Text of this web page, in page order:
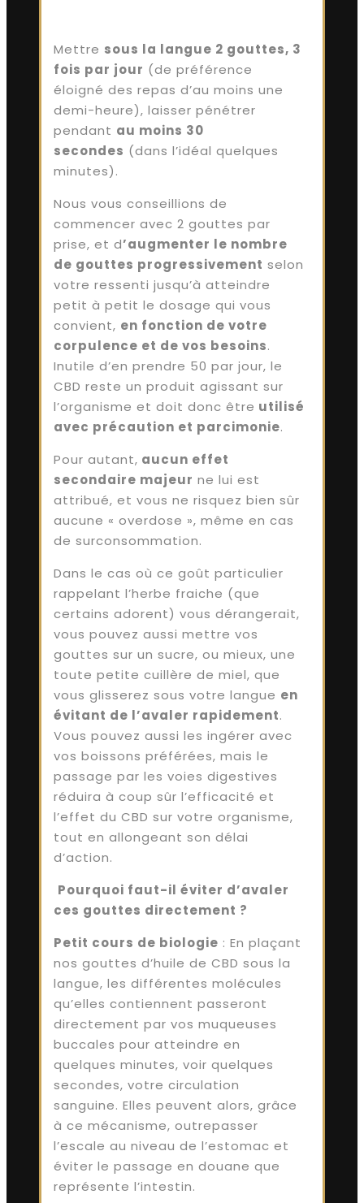
Mettre sous la langue 2 gouttes, 3
fois par jour (de préférence
éloigné des repas d’au moins une
demi-heure), laisser pénétrer
pendant au moins 30
secondes (dans l’idéal quelques
minutes).
Nous vous conseillions de
commencer avec 2 gouttes par
prise, et d’augmenter le nombre
de gouttes progressivement selon
votre ressenti jusqu’à atteindre
petit à petit le dosage qui vous
convient, en fonction de votre
corpulence et de vos besoins.
Inutile d’en prendre 50 par jour, le
CBD reste un produit agissant sur
l’organisme et doit donc être utilisé
avec précaution et parcimonie.
Pour autant, aucun effet
secondaire majeur ne lui est
attribué, et vous ne risquez bien sûr
aucune « overdose », même en cas
de surconsommation.
Dans le cas où ce goût particulier
rappelant l’herbe fraiche (que
certains adorent) vous dérangerait,
vous pouvez aussi mettre vos
gouttes sur un sucre, ou mieux, une
toute petite cuillère de miel, que
vous glisserez sous votre langue en
évitant de l’avaler rapidement.
Vous pouvez aussi les ingérer avec
vos boissons préférées, mais le
passage par les voies digestives
réduira à coup sûr l’efficacité et
l’effet du CBD sur votre organisme,
tout en allongeant son délai
d’action.
Pourquoi faut-il éviter d’avaler
ces gouttes directement ?
Petit cours de biologie : En plaçant
nos gouttes d’huile de CBD sous la
langue, les différentes molécules
qu’elles contiennent passeront
directement par vos muqueuses
buccales pour atteindre en
quelques minutes, voir quelques
secondes, votre circulation
sanguine. Elles peuvent alors, grâce
à ce mécanisme, outrepasser
l’escale au niveau de l’estomac et
éviter le passage en douane que
représente l’intestin.